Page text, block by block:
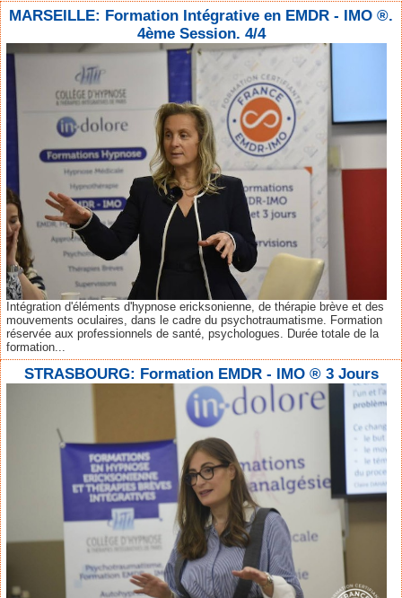
MARSEILLE: Formation Intégrative en EMDR - IMO ®.
4ème Session. 4/4
Intégration d'éléments d'hypnose ericksonienne, de thérapie brève et des
mouvements oculaires, dans le cadre du psychotraumatisme. Formation
réservée aux professionnels de santé, psychologues. Durée totale de la
formation...
STRASBOURG: Formation EMDR - IMO ® 3 Jours